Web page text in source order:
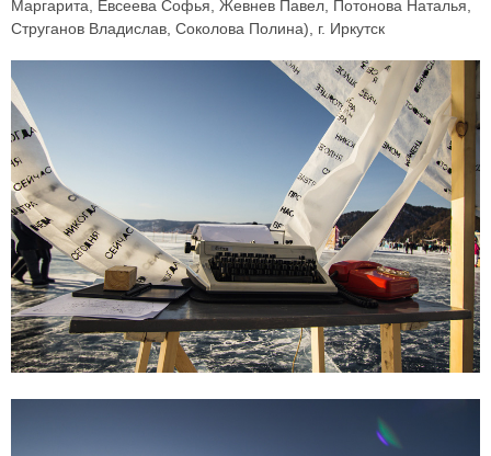
Маргарита, Евсеева Софья, Жевнев Павел, Потонова Наталья,
Струганов Владислав, Соколова Полина), г. Иркутск